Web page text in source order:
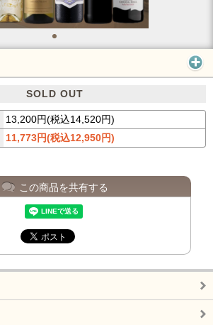
SOLD OUT
13,200円(税込14,520円)
11,773円(税込12,950円)
この商品を共有する